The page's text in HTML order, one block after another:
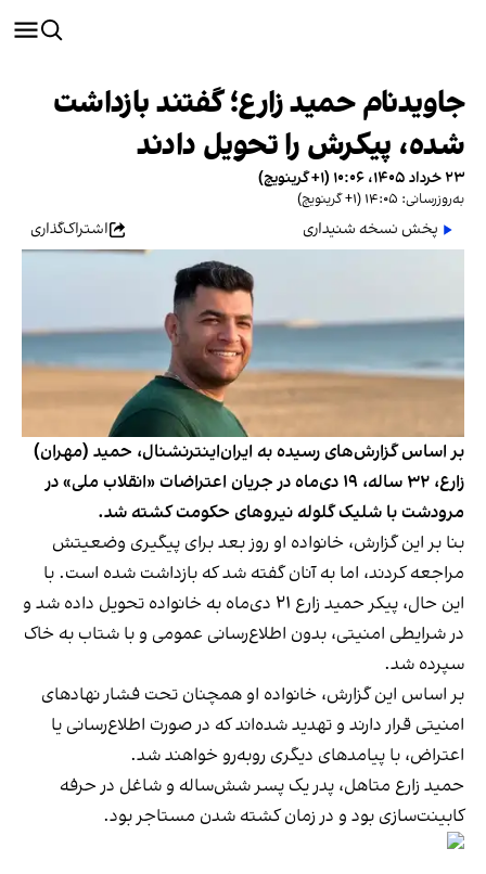
جاویدنام حمید زارع؛ گفتند بازداشت
شده، پیکرش را تحویل دادند
۲۳ خرداد ۱۴۰۵، ۱۰:۰۶ (‎+۱ گرینویچ)
به‌روزرسانی: ۱۴:۰۵ (‎+۱ گرینویچ)
پخش نسخه شنیداری اشتراک‌گذاری
بر اساس گزارش‌های رسیده به ایران‌اینترنشنال، حمید (مهران)
زارع، ۳۲ ساله، ۱۹ دی‌ماه در جریان اعتراضات «انقلاب ملی» در
مرودشت با شلیک گلوله نیروهای حکومت کشته شد.
بنا بر این گزارش، خانواده او روز بعد برای پیگیری وضعیتش
مراجعه کردند، اما به آنان گفته شد که بازداشت شده است. با
این حال، پیکر حمید زارع ۲۱ دی‌ماه به خانواده تحویل داده شد و
در شرایطی امنیتی، بدون اطلاع‌رسانی عمومی و با شتاب به خاک
سپرده شد.
بر اساس این گزارش، خانواده او همچنان تحت فشار نهادهای
امنیتی قرار دارند و تهدید شده‌اند که در صورت اطلاع‌رسانی یا
اعتراض، با پیامدهای دیگری روبه‌رو خواهند شد.
حمید زارع متاهل، پدر یک پسر شش‌ساله و شاغل در حرفه
کابینت‌سازی بود و در زمان کشته شدن مستاجر بود.